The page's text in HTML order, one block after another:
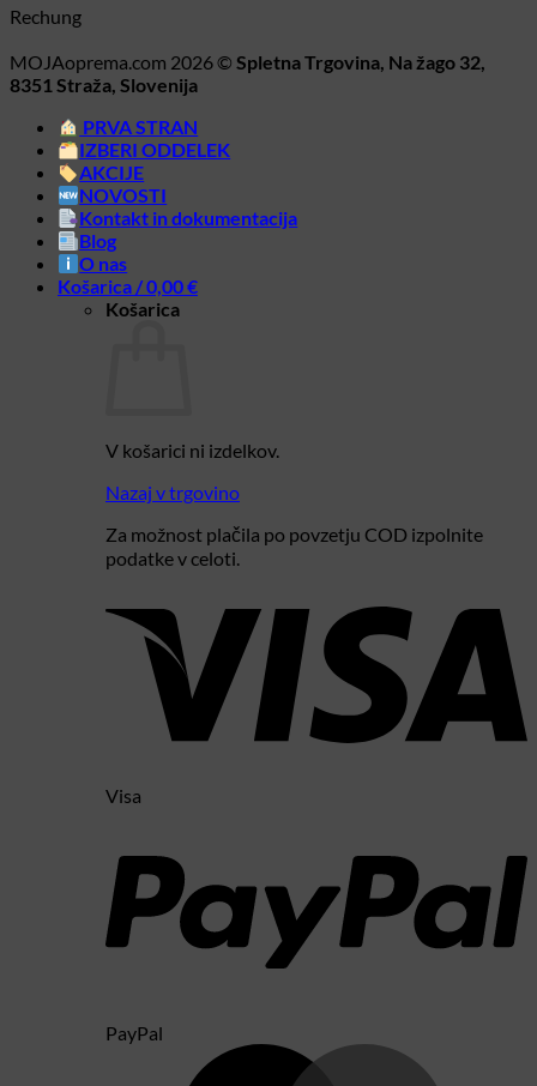
Rechung
MOJAoprema.com 2026 © Spletna Trgovina, Na žago 32,
8351 Straža, Slovenija
PRVA STRAN
IZBERI ODDELEK
AKCIJE
NOVOSTI
Kontakt in dokumentacija
Blog
O nas
Košarica /0,00€
Košarica
V košarici ni izdelkov.
Nazaj v trgovino
Za možnost plačila po povzetju COD izpolnite
podatke v celoti.
Visa
PayPal